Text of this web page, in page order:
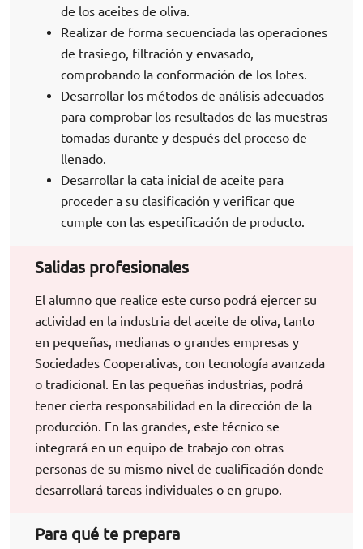
de los aceites de oliva.
Realizar de forma secuenciada las operaciones
de trasiego, filtración y envasado,
comprobando la conformación de los lotes.
Desarrollar los métodos de análisis adecuados
para comprobar los resultados de las muestras
tomadas durante y después del proceso de
llenado.
Desarrollar la cata inicial de aceite para
proceder a su clasificación y verificar que
cumple con las especificación de producto.
Salidas profesionales
El alumno que realice este curso podrá ejercer su
actividad en la industria del aceite de oliva, tanto
en pequeñas, medianas o grandes empresas y
Sociedades Cooperativas, con tecnología avanzada
o tradicional. En las pequeñas industrias, podrá
tener cierta responsabilidad en la dirección de la
producción. En las grandes, este técnico se
integrará en un equipo de trabajo con otras
personas de su mismo nivel de cualificación donde
desarrollará tareas individuales o en grupo.
Para qué te prepara